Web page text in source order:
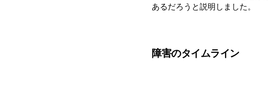
あるだろうと説明しました。
障害のタイムライン